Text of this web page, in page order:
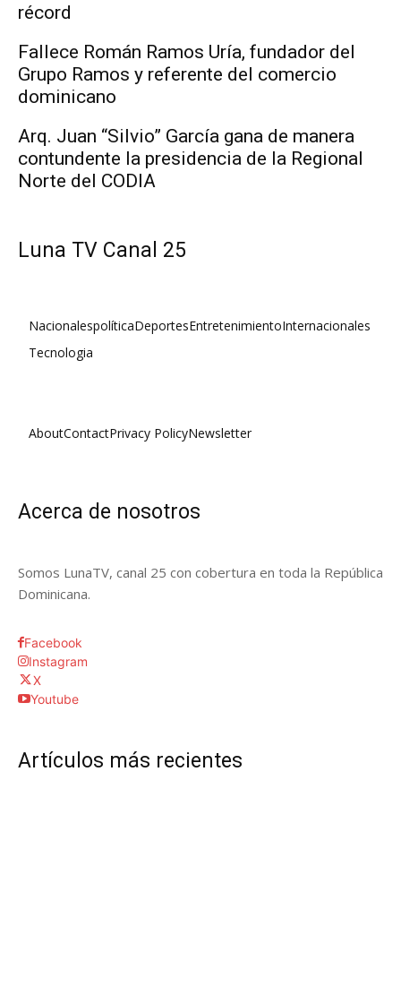
récord
Fallece Román Ramos Uría, fundador del
Grupo Ramos y referente del comercio
dominicano
Arq. Juan “Silvio” García gana de manera
contundente la presidencia de la Regional
Norte del CODIA
Luna TV Canal 25
NacionalespolíticaDeportesEntretenimientoInternacionales
Tecnologia
AboutContactPrivacy PolicyNewsletter
Acerca de nosotros
Somos LunaTV, canal 25 con cobertura en toda la República
Dominicana.
Facebook
Instagram
X
Youtube
Artículos más recientes